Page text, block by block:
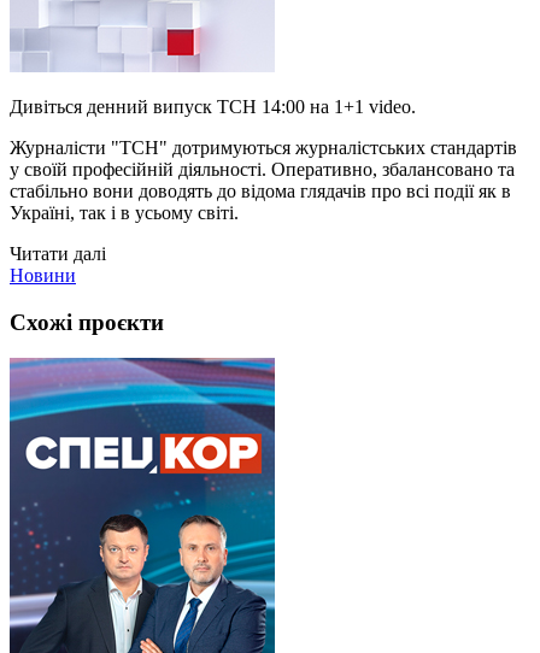
Дивіться денний випуск ТСН 14:00 на 1+1 video.
Журналісти "ТСН" дотримуються журналістських стандартів
у своїй професійній діяльності. Оперативно, збалансовано та
стабільно вони доводять до відома глядачів про всі події як в
Україні, так і в усьому світі.
Читати далі
Новини
Схожі проєкти